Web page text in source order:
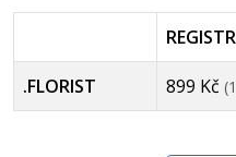
.FLORIST 899 Kč